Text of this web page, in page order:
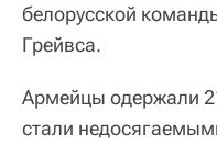
белорусской
Грейвса.
Армейцы одержали
стали